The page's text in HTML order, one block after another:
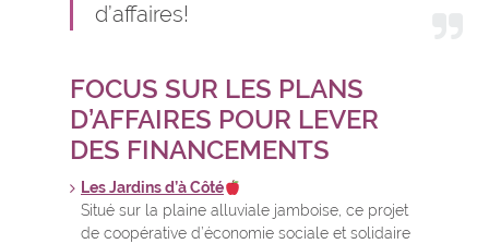
d’affaires!
FOCUS SUR LES PLANS
D’AFFAIRES POUR LEVER
DES FINANCEMENTS
Les Jardins d’à Côté
Situé sur la plaine alluviale jamboise, ce projet
de coopérative d’économie sociale et solidaire